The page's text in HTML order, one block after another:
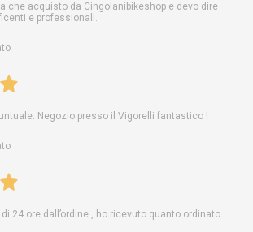
che acquisto da Cingolanibikeshop e devo dire
e professionali.
Negozio presso il Vigorelli fantastico !
24 ore dall’ordine , ho ricevuto quanto ordinato